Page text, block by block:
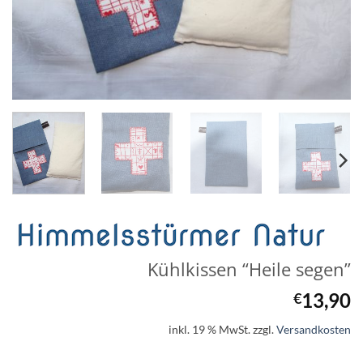
Kühlkissen “Heile segen”
€13,90
inkl. 19 % MwSt.zzgl.Versandkosten